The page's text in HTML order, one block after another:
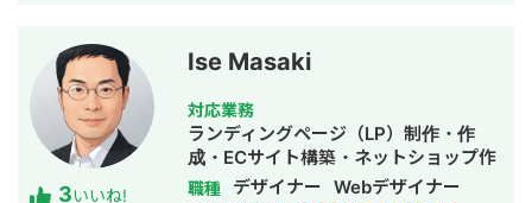
しています。 現在は、世界シェア第4
位のグローバル製薬メーカー日本法人
様をはじめ、プライム市場上場企業グ
ループ会社様、NASDAQ上場を控える
ベンチャー企業様など、業界を問わず
多くのクライアントと取引実績があり
ます。 クラウドソーシング（Lancers
3いいね!
Ise Masaki
対応業務
ランディングページ（LP）制作・作
成・ECサイト構築・ネットショップ作
成代行・SEO対策・SNS運用代行・事
職種 デザイナー Webデザイナー